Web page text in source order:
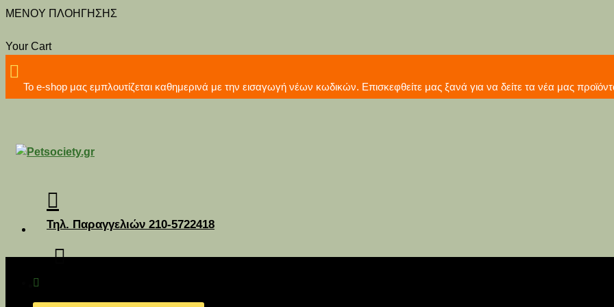
MENOY ΠΛΟΗΓΗΣΗΣ
Your Cart
Το e-shop μας εμπλουτίζεται καθημερινά με την εισαγωγή νέων κωδικών. Επισκεφθείτε μας ξανά για να δείτε
Τηλ. Παραγγελιών 210-5722418